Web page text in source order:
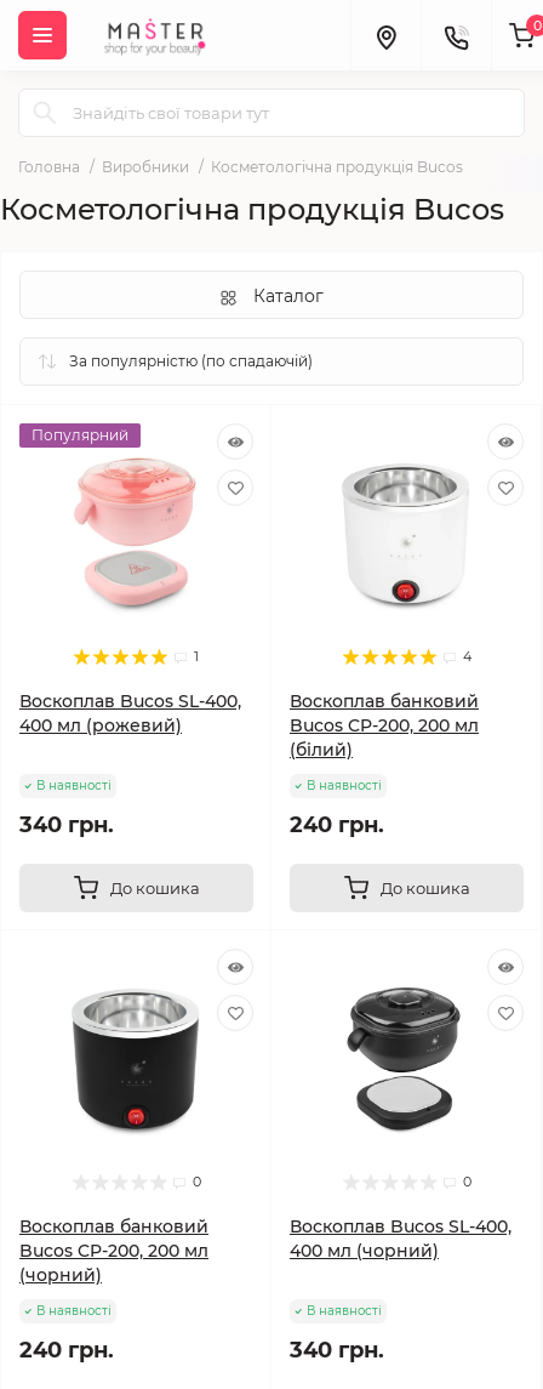
0
Головна Виробники Косметологічна продукція Bucos
Косметологічна продукція Bucos
Каталог
Популярний
1
Воскоплав Bucos SL-400,
400 мл (рожевий)
В наявності
340 грн.
До кошика
4
Воскоплав банковий
Bucos CP-200, 200 мл
(білий)
В наявності
240 грн.
До кошика
0
Воскоплав банковий
Bucos CP-200, 200 мл
(чорний)
В наявності
240 грн.
0
Воскоплав Bucos SL-400,
400 мл (чорний)
В наявності
340 грн.